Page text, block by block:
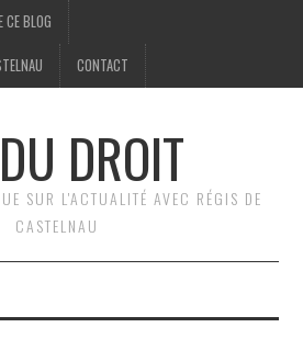
CE BLOG
CONTACT
DROIT
SUR L'ACTUALITÉ AVEC RÉGIS DE
CASTELNAU